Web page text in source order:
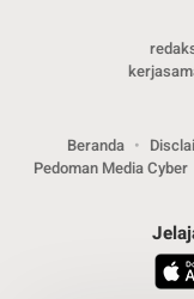
Beranda
Pedoman Media Cyber